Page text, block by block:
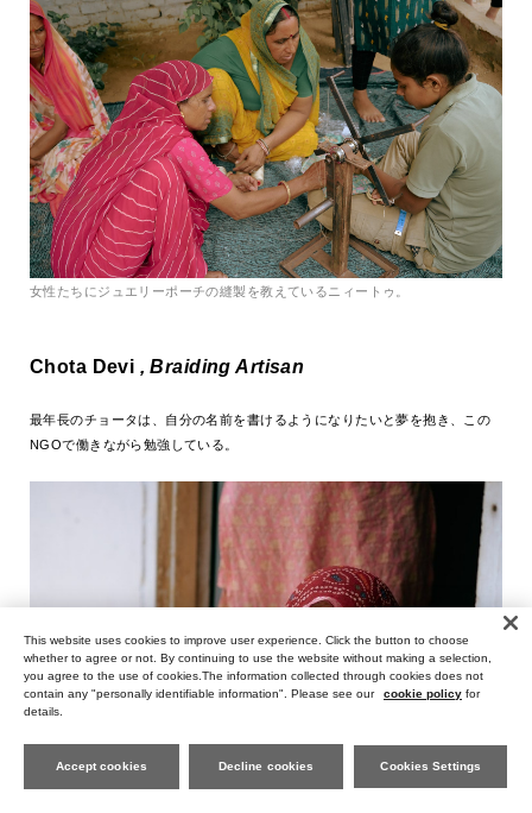
女性たちにジュエリーポーチの縫製を教えているニィートゥ。
Chota Devi , Braiding Artisan
最年長のチョータは、自分の名前を書けるようになりたいと夢を抱き、この
NGOで働きながら勉強している。
This website uses cookies to improve user experience. Click the button to choose
whether to agree or not. By continuing to use the website without making a selection,
you agree to the use of cookies.The information collected through cookies does not
contain any "personally identifiable information". Please see our
cookie policy for
details.
Cookies Settings
Decline cookies
Accept cookies